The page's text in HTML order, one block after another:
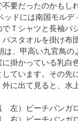
不要だったのかもし
ッドには南国モルデ
でＴシャツと長袖パ
バスタオルを掛け布
は、甲高い九官鳥の
に掛かっている乳白
しています。その先
外に出て見ると、水
左）ビーチバンガ